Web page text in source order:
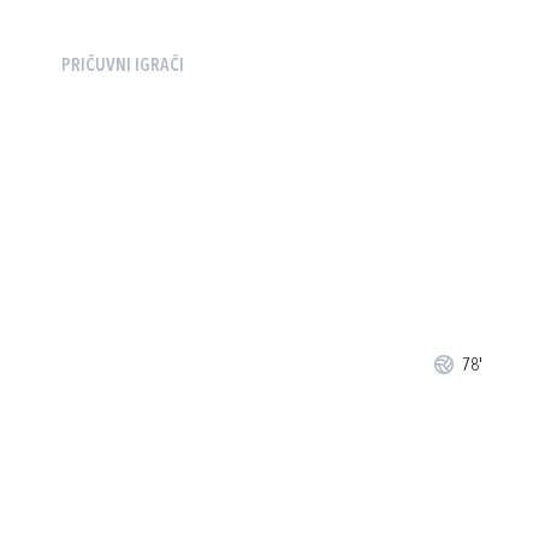
PRIČUVNI IGRAČI
78'